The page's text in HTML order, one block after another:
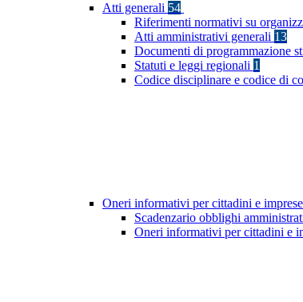
Atti generali 54
Riferimenti normativi su
Atti amministrativi generali 13
Documenti di programmazione
Statuti e leggi regionali 1
Codice disciplinare e codice di
Oneri informativi per cittadini e imprese
Scadenzario obblighi
Oneri informativi per cittadini e